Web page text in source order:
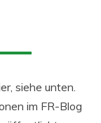
siehe unten.
im FR-Blog